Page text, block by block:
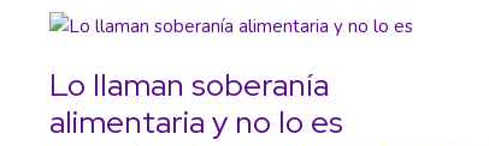
Lo llaman soberanía
alimentaria y no lo es